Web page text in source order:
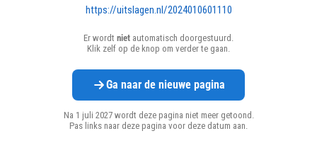
https://uitslagen.nl/2024010601110
Er wordt niet automatisch doorgestuurd.
Klik zelf op de knop om verder te gaan.
Ga naar de nieuwe pagina
Na 1 juli 2027 wordt deze pagina niet meer getoond.
Pas links naar deze pagina voor deze datum aan.